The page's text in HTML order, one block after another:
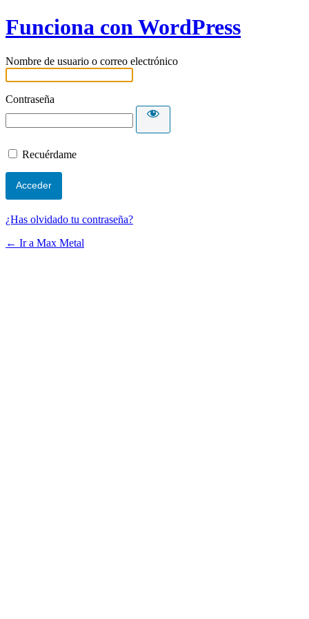
Funciona con WordPress
Nombre de usuario o correo electrónico
Contraseña
Recuérdame
¿Has olvidado tu contraseña?
← Ir a Max Metal